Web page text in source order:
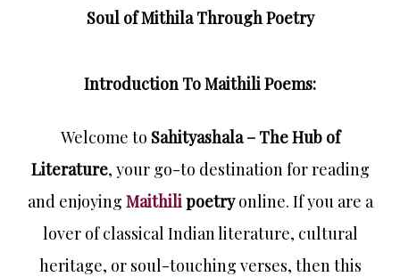
Soul of Mithila Through Poetry
Introduction ToMaithili Poems:
Welcome to Sahityashala – The Hub of
Literature, your go-to destination for reading
and enjoying Maithilipoetryonline. If you are a
lover of classical Indian literature, cultural
heritage, or soul-touching verses, then this